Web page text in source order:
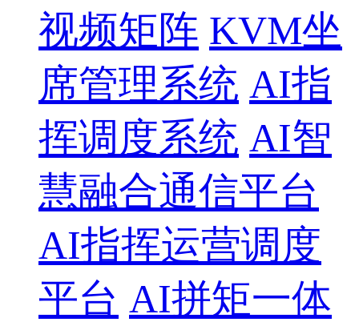
视频矩阵 KVM坐
席管理系统 AI指
挥调度系统 AI智
慧融合通信平台
AI指挥运营调度
平台 AI拼矩一体